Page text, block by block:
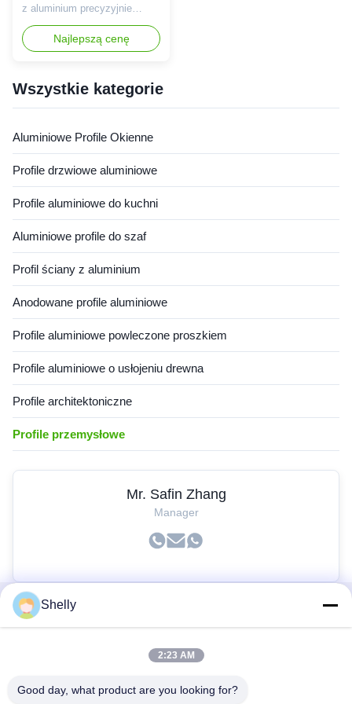
architektoniczne
z aluminium precyzyjnie
wytłuszczone, o ciasnej
tolerancji (± 0,1 mm) i
powierzchni odpornej na
automatycznych Profile
przemysłowe Wysoka
Wytrzymały profil aluminiowy
wyposażony w uszczelniacz
...
Najlepszą cenę
Wszystkie kategorie
Aluminiowe Profile Okienne
Profile drzwiowe aluminiowe
Profile aluminiowe do kuchni
Aluminiowe profile do szaf
Profil ściany z aluminium
Anodowane profile aluminiowe
Profile aluminiowe powleczone proszkiem
Profile aluminiowe o usłojeniu drewna
Profile architektoniczne
Profile przemysłowe
Mr. Safin Zhang
Manager
Szybkie Linki
Dom
O Nas
Shelly
2:23 AM
Good day, what product are you looking for?